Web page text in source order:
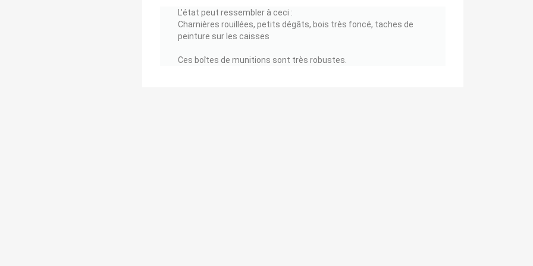
L'état peut ressembler à ceci :
Charnières rouillées, petits dégâts, bois très foncé, taches de
peinture sur les caisses
Ces boîtes de munitions sont très robustes.